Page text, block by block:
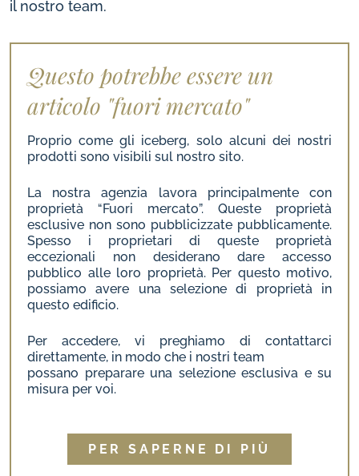
il nostro team.
Questo potrebbe essere un
articolo "fuori mercato"
Proprio come gli iceberg, solo alcuni dei nostri
prodotti sono visibili sul nostro sito.
La nostra agenzia lavora principalmente con
proprietà “Fuori mercato”. Queste proprietà
esclusive non sono pubblicizzate pubblicamente.
Spesso i proprietari di queste proprietà
eccezionali non desiderano dare accesso
pubblico alle loro proprietà. Per questo motivo,
possiamo avere una selezione di proprietà in
questo edificio.
Per accedere, vi preghiamo di contattarci
direttamente, in modo che i nostri team
possano preparare una selezione esclusiva e su
misura per voi.
PER SAPERNE DI PIÙ